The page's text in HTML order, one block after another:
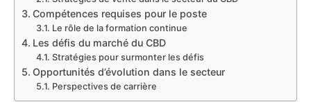
Compétences requises pour le poste
Le rôle de la formation continue
Les défis du marché du CBD
Stratégies pour surmonter les défis
Opportunités d’évolution dans le secteur
Perspectives de carrière